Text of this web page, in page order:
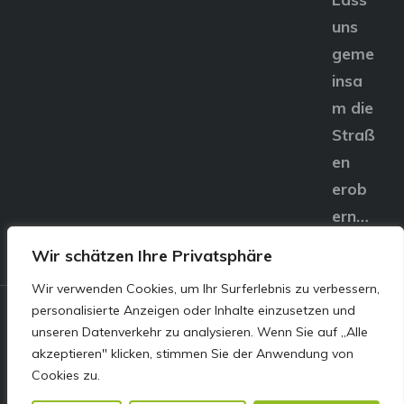
Wir schätzen Ihre Privatsphäre
Wir verwenden Cookies, um Ihr Surferlebnis zu verbessern,
personalisierte Anzeigen oder Inhalte einzusetzen und
unseren Datenverkehr zu analysieren. Wenn Sie auf „Alle
akzeptieren" klicken, stimmen Sie der Anwendung von
Cookies zu.
uns
geme
insa
m die
Straß
en
erob
ern…
© E&S Motors GmbH,
Linzer Straße 83 4240
Freistadt